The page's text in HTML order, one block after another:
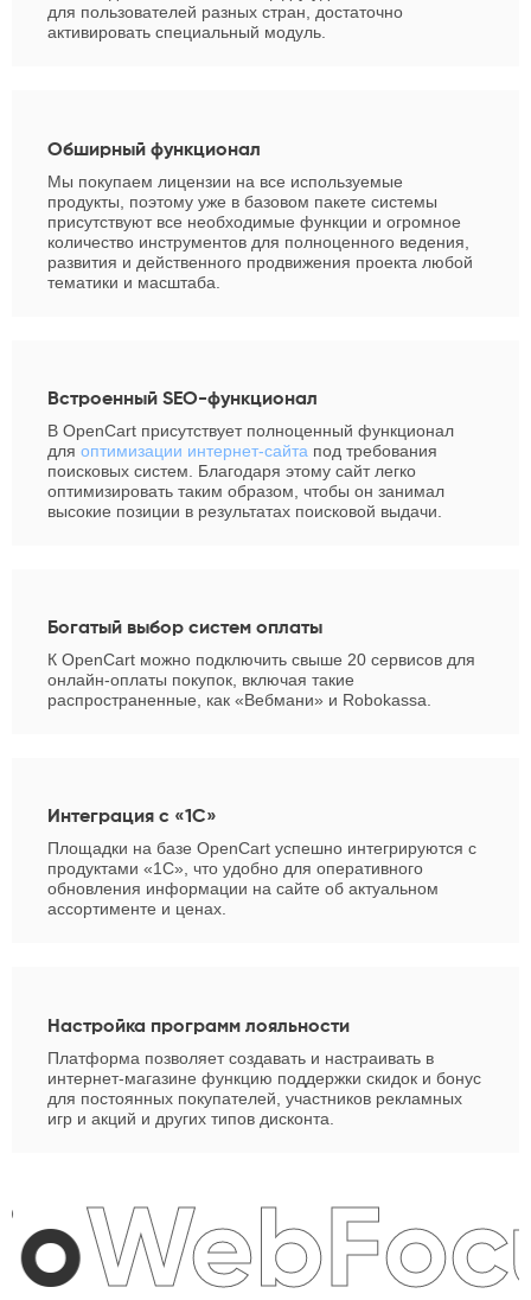
для пользователей разных стран, достаточно
активировать специальный модуль.
Обширный функционал
Мы покупаем лицензии на все используемые
продукты, поэтому уже в базовом пакете системы
присутствуют все необходимые функции и огромное
количество инструментов для полноценного ведения,
развития и действенного продвижения проекта любой
тематики и масштаба.
Встроенный SEO-функционал
В OpenCart присутствует полноценный функционал
для оптимизации интернет-сайта под требования
поисковых систем. Благодаря этому сайт легко
оптимизировать таким образом, чтобы он занимал
высокие позиции в результатах поисковой выдачи.
Богатый выбор систем оплаты
К OpenCart можно подключить свыше 20 сервисов для
онлайн-оплаты покупок, включая такие
распространенные, как «Вебмани» и Robokassa.
Интеграция с «1С»
Площадки на базе OpenCart успешно интегрируются с
продуктами «1С», что удобно для оперативного
обновления информации на сайте об актуальном
ассортименте и ценах.
Настройка программ лояльности
Платформа позволяет создавать и настраивать в
интернет-магазине функцию поддержки скидок и бонус
для постоянных покупателей, участников рекламных
игр и акций и других типов дисконта.